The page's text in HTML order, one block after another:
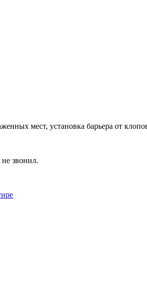
мест, установка барьера от
звонил.